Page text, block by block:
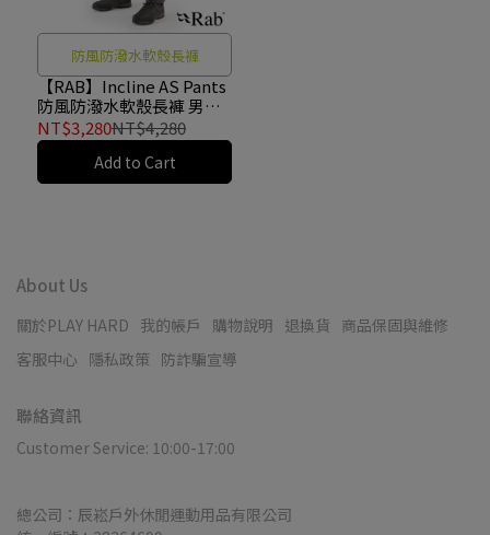
防風防潑水軟殼長褲
【RAB】Incline AS Pants
防風防潑水軟殼長褲 男款
石墨灰 #QFU84
NT$3,280NT$4,280
Add to Cart
About Us
關於PLAY HARD 我的帳戶 購物說明 退換貨 商品保固與維修
客服中心 隱私政策 防詐騙宣導
聯絡資訊
Customer Service: 10:00-17:00
總公司：辰崧戶外休閒運動用品有限公司